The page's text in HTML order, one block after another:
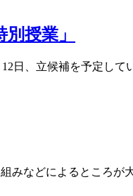
授業」
日、立候補を予定し
みなどによるところ